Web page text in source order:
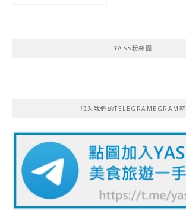
YASS粉絲團
加入我們的TELEGRAMEGRAM吧